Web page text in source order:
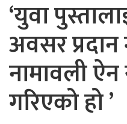
‘युवा
अवसर प्रदान
नामावली
गरिएको हो ’